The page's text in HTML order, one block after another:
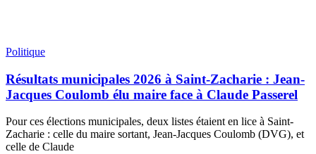
Politique
Résultats municipales 2026 à Saint-Zacharie : Jean-
Jacques Coulomb élu maire face à Claude Passerel
Pour ces élections municipales, deux listes étaient en lice à Saint-
Zacharie : celle du maire sortant, Jean-Jacques Coulomb (DVG), et
celle de Claude